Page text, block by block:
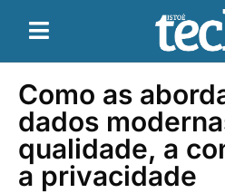
Como as
dados
qualidade, a
a privacidade